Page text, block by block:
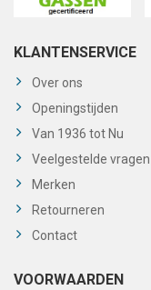
KLANTENSERVICE
Over ons
Openingstijden
Van 1936 tot Nu
Veelgestelde vragen
Merken
Retourneren
Contact
VOORWAARDEN